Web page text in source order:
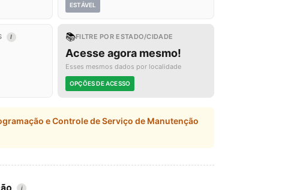
ESTÁVEL
I 📚FILTRE POR ESTADO/CIDADE
Acesse agora mesmo!
Esses mesmos dados por localidade
OPÇÕES DE ACESSO
e Controle de Serviço de Manutenção
i